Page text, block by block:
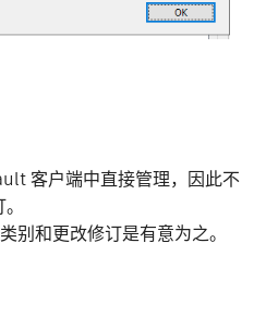
客户端中直接管理，因此不
别和更改修订是有意为之。